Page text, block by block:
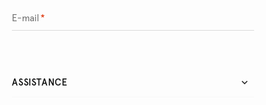
E-mail *
ASSISTANCE